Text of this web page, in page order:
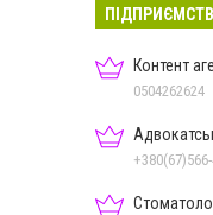
Контент
0504262624